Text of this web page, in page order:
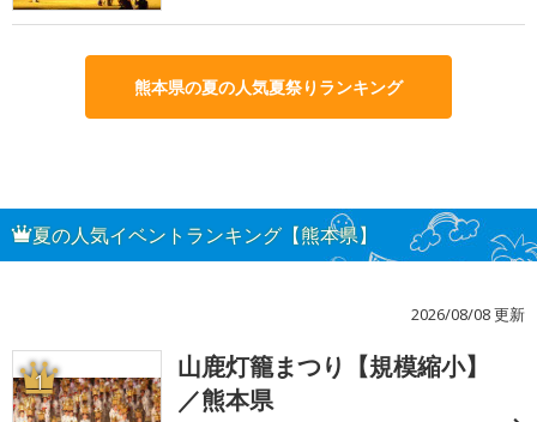
熊本県の夏の人気夏祭りランキング
夏の人気イベントランキング【熊本県】
2026/08/08 更新
1
山鹿灯籠まつり【規模縮小】
／熊本県